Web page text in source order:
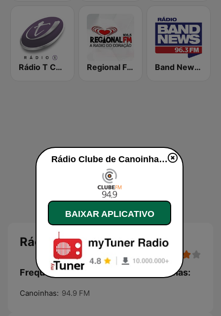
Rádio T Curitiba Regional FM 106.5 Band News FM 96.3 Curitiba
Rádio Clube de Canoinhas
Frequências Rádio Clube de Canoinhas:
Canoinhas: 94.9 FM
Rádio Clube de Canoinhas ao vivo
BAIXAR APLICATIVO